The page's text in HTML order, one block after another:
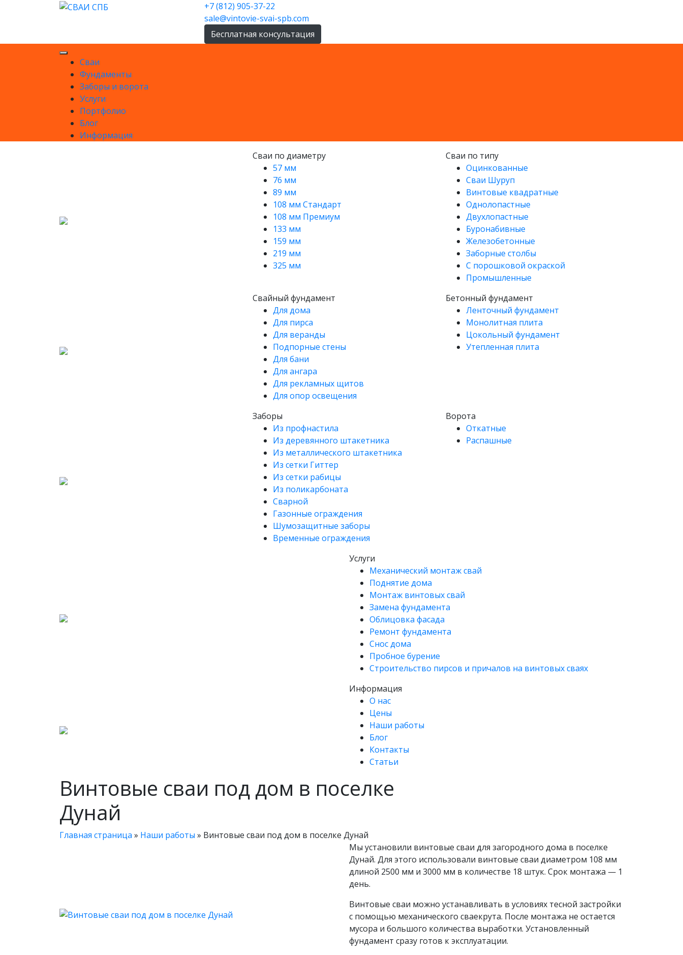
+7 (812) 905-37-22
sale@vintovie-svai-spb.com
Бесплатная консультация
Сваи
Фундаменты
Заборы и ворота
Услуги
Портфолио
Блог
Информация
Сваи по диаметру
57 мм
76 мм
89 мм
108 мм Стандарт
108 мм Премиум
133 мм
159 мм
219 мм
325 мм
Сваи по типу
Оцинкованные
Сваи Шуруп
Винтовые квадратные
Однолопастные
Двухлопастные
Буронабивные
Железобетонные
Заборные столбы
С порошковой окраской
Промышленные
Свайный фундамент
Для дома
Для пирса
Для веранды
Подпорные стены
Для бани
Для ангара
Для рекламных щитов
Для опор освещения
Бетонный фундамент
Ленточный фундамент
Монолитная плита
Цокольный фундамент
Утепленная плита
Заборы
Из профнастила
Из деревянного штакетника
Из металлического штакетника
Из сетки Гиттер
Из сетки рабицы
Из поликарбоната
Сварной
Газонные ограждения
Шумозащитные заборы
Временные ограждения
Ворота
Откатные
Распашные
Услуги
Механический монтаж свай
Поднятие дома
Монтаж винтовых свай
Замена фундамента
Облицовка фасада
Ремонт фундамента
Снос дома
Пробное бурение
Строительство пирсов и причалов на винтовых сваях
Информация
О нас
Цены
Наши работы
Блог
Контакты
Статьи
Винтовые сваи под дом в поселке
Дунай
Главная страница » Наши работы » Винтовые сваи под дом в поселке Дунай
Мы установили винтовые сваи для загородного дома в поселке
Дунай. Для этого использовали винтовые сваи диаметром 108 мм
длиной 2500 мм и 3000 мм в количестве 18 штук. Срок монтажа — 1
день.
Винтовые сваи можно устанавливать в условиях тесной застройки
с помощью механического сваекрута. После монтажа не остается
мусора и большого количества выработки. Установленный
фундамент сразу готов к эксплуатации.